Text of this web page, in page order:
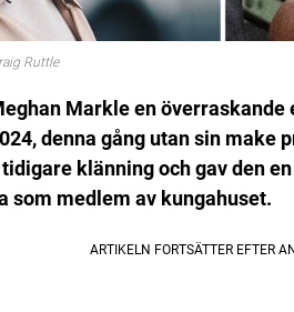
Ruttle
Markle en överraskande
denna gång utan sin make
klänning och gav den
som medlem av kungahuset.